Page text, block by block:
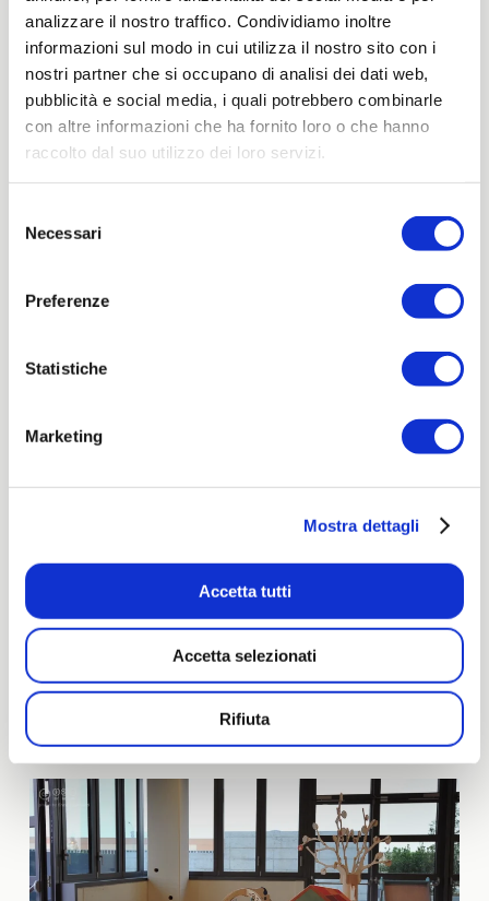
analizzare il nostro traffico. Condividiamo inoltre
informazioni sul modo in cui utilizza il nostro sito con i
nostri partner che si occupano di analisi dei dati web,
pubblicità e social media, i quali potrebbero combinarle
con altre informazioni che ha fornito loro o che hanno
raccolto dal suo utilizzo dei loro servizi.
delNecessari
Preferenze
Statistiche
Marketing
Mostra dettagli
Accetta tutti
Accetta selezionati
Rifiuta